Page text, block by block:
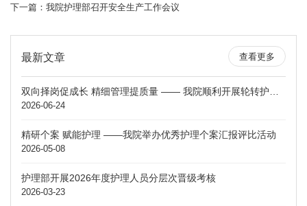
下一篇： 我院护理部召开安全生产工作会议
最新文章 查看更多
2026-06-24
精研个案 赋能护理 ——我院举办优秀护理个案汇报评比活动
2026-05-08
护理部开展2026年度护理人员分层次晋级考核
2026-03-23